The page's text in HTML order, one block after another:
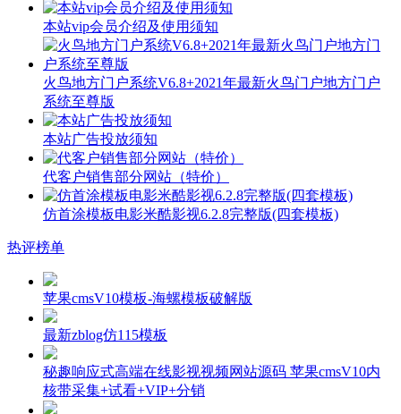
本站vip会员介绍及使用须知
火鸟地方门户系统V6.8+2021年最新火鸟门户地方门户
系统至尊版
本站广告投放须知
代客户销售部分网站（特价）
仿首涂模板电影米酷影视6.2.8完整版(四套模板)
热评榜单
苹果cmsV10模板-海螺模板破解版
最新zblog仿115模板
秘趣响应式高端在线影视视频网站源码 苹果cmsV10内
核带采集+试看+VIP+分销